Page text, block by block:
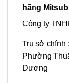
hãng
Công ty
Trụ sở chính
Phường
Dương